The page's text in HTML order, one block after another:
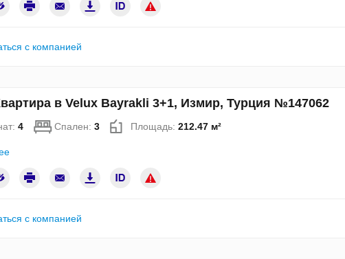
с компанией
в Velux Bayrakli 3+1, Измир, Турция №147062
4 Спален: 3 Площадь: 212.47 м²
с компанией